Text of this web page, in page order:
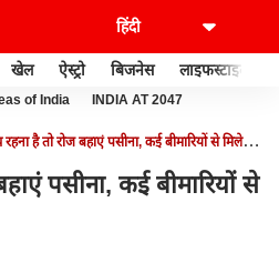
खेल ऐस्ट्रो बिजनेस लाइफस्टाइल
of India INDIA AT 2047
रहना है तो रोज बहाएं पसीना, कई बीमारियों से मिलेगी
पसीना, कई बीमारियों से